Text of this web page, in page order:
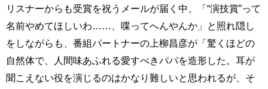
リスナーからも受賞を祝うメールが届く中、「“演技賞”って
名前やめてほしいわ……、喋ってへんやんか」と照れ隠し
をしながらも、番組パートナーの上柳昌彦が「驚くほどの
自然体で、人間味あふれる愛すべきパパを造形した。耳が
聞こえない役を演じるのはかなり難しいと思われるが、そ